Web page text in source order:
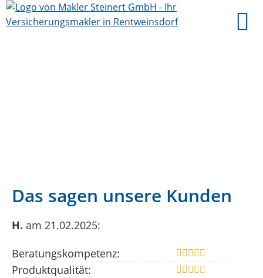
Das sagen unsere Kunden
H. am 21.02.2025:
Beratungskompetenz:
Produktqualität: